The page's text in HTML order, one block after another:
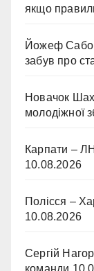
якщо
Йожеф Сабо:
забув про
Новачок
молодіжної
Карпати –
10.08.2026
Полісся –
10.08.2026
Сергій
команди